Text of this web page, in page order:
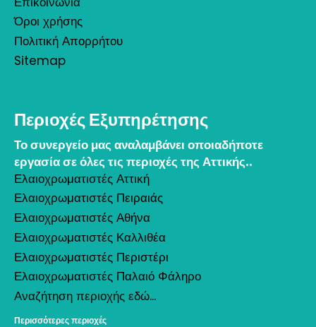
Όροι χρήσης
Πολιτική Απορρήτου
Sitemap
Περιοχές Εξυπηρέτησης
Το συνεργείο μας αναλαμβάνει οποιαδήποτε
εργασία σε όλες τις περιοχές της Αττικής..
Ελαιοχρωματιστές Αττική
Ελαιοχρωματιστές Πειραιάς
Ελαιοχρωματιστές Αθήνα
Ελαιοχρωματιστές Καλλιθέα
Ελαιοχρωματιστές Περιστέρι
Ελαιοχρωματιστές Παλαιό Φάληρο
Αναζήτηση περιοχής εδώ...
Περισσότερες περιοχές